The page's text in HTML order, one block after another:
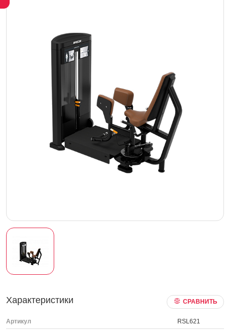
Характеристики СРАВНИТЬ
Артикул RSL621